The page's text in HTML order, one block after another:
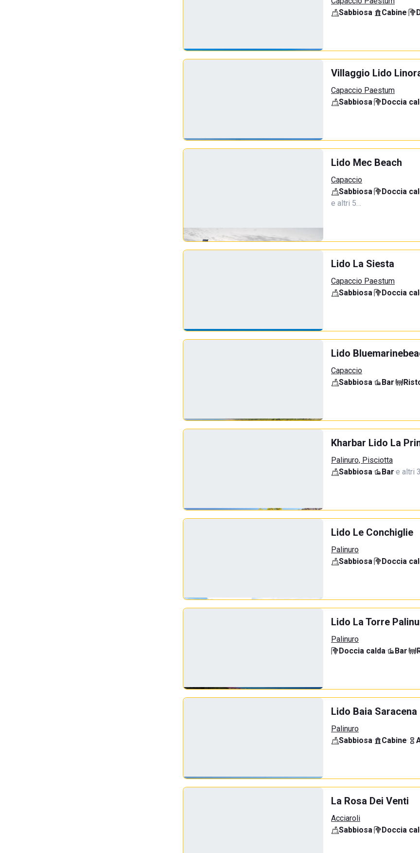
Sabbiosa· Cabine·
Villaggio Lido
Capaccio Paestum
Sabbiosa· Doccia
Lido Mec Beach
Capaccio
Sabbiosa· Doccia
e altri 5…
Lido La Siesta
Capaccio Paestum
Sabbiosa· Doccia
Lido
Capaccio
Sabbiosa· Bar·
Kharbar Lido La
Palinuro, Pisciotta
Sabbiosa· Bar·e altri
Lido Le Conchiglie
Palinuro
Sabbiosa· Doccia
Lido La Torre
Palinuro
Doccia calda· Bar·
Lido Baia Saracena
Palinuro
Sabbiosa· Cabine·
La Rosa Dei Venti
Acciaroli
Sabbiosa· Doccia